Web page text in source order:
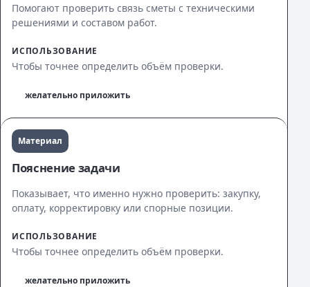
Помогают проверить связь сметы с техническими
решениями и составом работ.
ИСПОЛЬЗОВАНИЕ
Чтобы точнее определить объём проверки.
желательно приложить
Материал
Пояснение задачи
Показывает, что именно нужно проверить: закупку,
оплату, корректировку или спорные позиции.
ИСПОЛЬЗОВАНИЕ
Чтобы точнее определить объём проверки.
желательно приложить